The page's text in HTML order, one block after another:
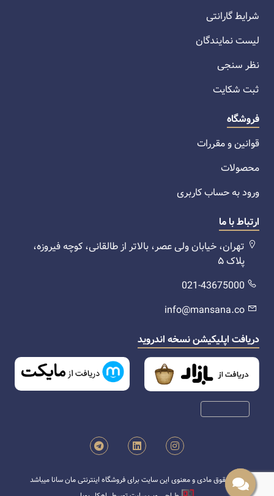
شرایط گارانتی
لیست نمایندگان
نظر سنجی
ثبت شکایت
فروشگاه
قوانین و مقررات
محصولات
ورود به حساب کاربری
ارتباط با ما
تهران، خیابان ولی عصر، بالاتر از طالقانی، کوچه فیروزه،
پلاک ۵
021-43675000
info@mansana.co
دریافت اپلیکیشن نسخه اندروید
تمام حقوق مادی و معنوی این سایت برای فروشگاه اینترنتی مان سانا میباشد